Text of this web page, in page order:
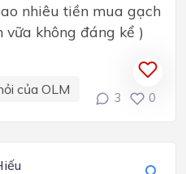
nhiêu tiền mua gạch
vữa không đáng kể )
của OLM
3 0